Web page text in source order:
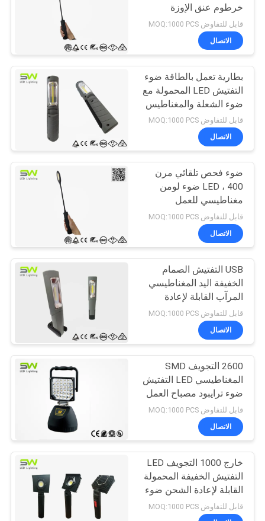
اتصل
أخبار
القضايا
خريطة
الموقع
سياسة
الخصوصية
خرطوم عنق الإوزة
والمغناطيس
قابل للتفاوض MOQ:1000 PCS
الاتصال
بطارية تعمل بالطاقة ضوء
التفتيش LED المحمولة مع
ضوء الشعلة والمغناطيس
قابل للتفاوض MOQ:1000 PCS
الاتصال
ضوء فحص تلقائي مرن
LED ، 400 ضوء لومن
مغناطيسي للعمل
قابل للتفاوض MOQ:1000 PCS
الاتصال
USB التفتيش الصمام
الخفيفة اليد المغناطيسي
المرآب القابلة لإعادة
الشحن مصباح التفتيش
قابل للتفاوض MOQ:1000 PCS
الاتصال
2600 التجويف SMD
المغناطيسي LED التفتيش
ضوء ترايبود مصباح العمل
4-5 ساعات تشغيل الوقت
قابل للتفاوض MOQ:1000 PCS
الاتصال
خارج 1000 التجويف LED
التفتيش الخفيفة المحمولة
القابلة لإعادة الشحن ضوء
العمل
قابل للتفاوض MOQ:1000 PCS